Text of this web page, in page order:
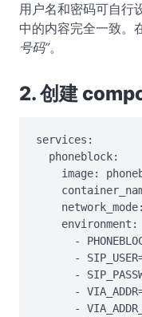
用户名和密码可自
中的内容完全一致。
号码”。
2. 创建
services:
  phoneblock:
image:
    environment:
-
-
-
-
-